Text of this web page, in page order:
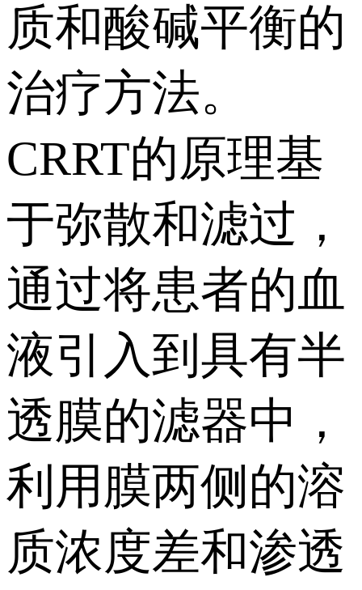
质和酸碱平衡的
治疗方法。
CRRT的原理基
于弥散和滤过，
通过将患者的血
液引入到具有半
透膜的滤器中，
利用膜两侧的溶
质浓度差和渗透